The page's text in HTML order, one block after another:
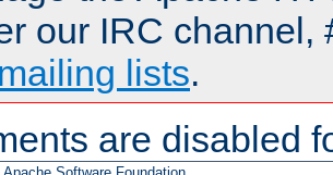
our IRC channel,
mailing lists.
are disabled